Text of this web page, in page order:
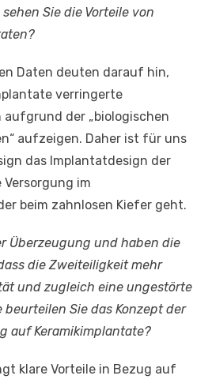
Sie die Vorteile von
Daten deuten darauf hin,
verringerte
der „biologischen
aufzeigen. Daher ist für uns
das Implantatdesign der
Versorgung im
beim zahnlosen Kiefer geht.
Überzeugung und haben die
die Zweiteiligkeit mehr
und zugleich eine ungestörte
Sie das Konzept der
auf Keramikimplantate?
klare Vorteile in Bezug auf